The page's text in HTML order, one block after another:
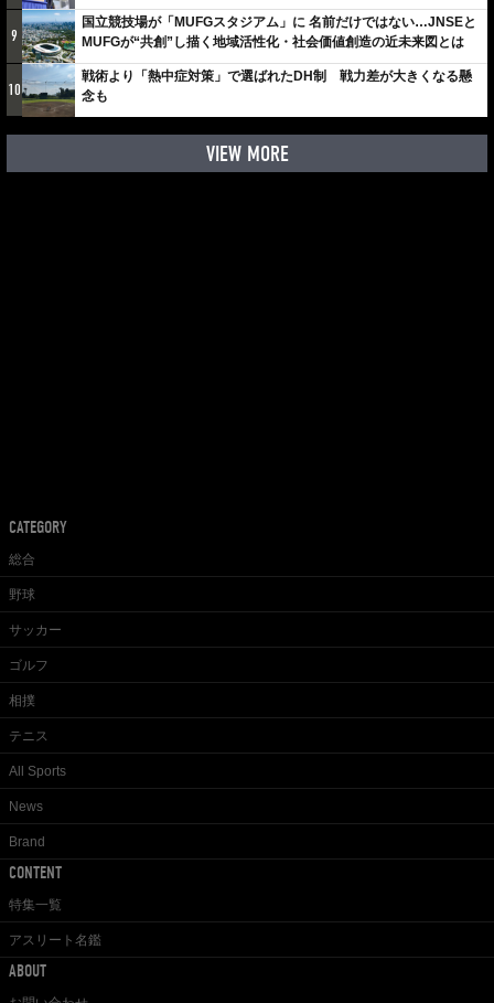
9
国立競技場が「MUFGスタジアム」に 名前だけではない…JNSEと
MUFGが“共創”し描く地域活性化・社会価値創造の近未来図とは
10
戦術より「熱中症対策」で選ばれたDH制 戦力差が大きくなる懸
念も
VIEW MORE
CATEGORY
総合
野球
サッカー
ゴルフ
相撲
テニス
All Sports
News
Brand
CONTENT
特集一覧
アスリート名鑑
ABOUT